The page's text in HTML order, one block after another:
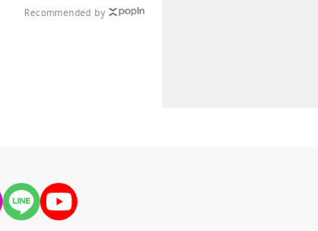
Recommended by